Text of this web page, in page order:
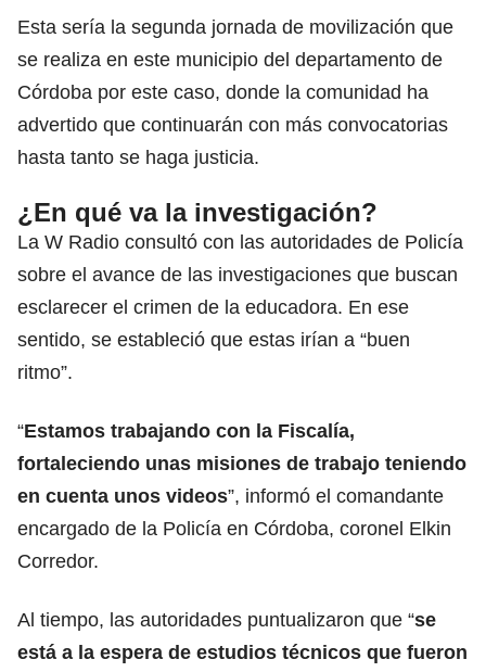
Esta sería la segunda jornada de movilización que
se realiza en este municipio del departamento de
Córdoba por este caso, donde la comunidad ha
advertido que continuarán con más convocatorias
hasta tanto se haga justicia.
¿En qué va la investigación?
La W Radio consultó con las autoridades de Policía
sobre el avance de las investigaciones que buscan
esclarecer el crimen de la educadora. En ese
sentido, se estableció que estas irían a “buen
ritmo”.
“Estamos trabajando con la Fiscalía,
fortaleciendo unas misiones de trabajo teniendo
en cuenta unos videos”, informó el comandante
encargado de la Policía en Córdoba, coronel Elkin
Corredor.
Al tiempo, las autoridades puntualizaron que “se
está a la espera de estudios técnicos que fueron